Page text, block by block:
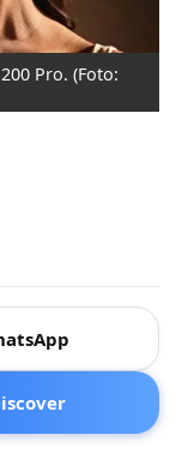
Pro. (Foto: